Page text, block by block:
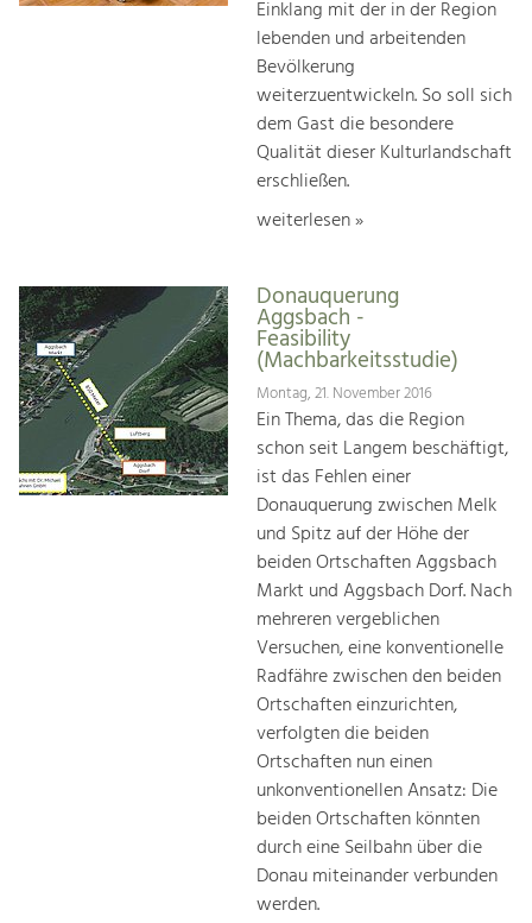
Einklang mit der in der Region
lebenden und arbeitenden
Bevölkerung
weiterzuentwickeln. So soll sich
dem Gast die besondere
Qualität dieser Kulturlandschaft
erschließen.
weiterlesen »
Donauquerung
Aggsbach -
Feasibility
(Machbarkeitsstudie)
Montag, 21. November 2016
Ein Thema, das die Region
schon seit Langem beschäftigt,
ist das Fehlen einer
Donauquerung zwischen Melk
und Spitz auf der Höhe der
beiden Ortschaften Aggsbach
Markt und Aggsbach Dorf. Nach
mehreren vergeblichen
Versuchen, eine konventionelle
Radfähre zwischen den beiden
Ortschaften einzurichten,
verfolgten die beiden
Ortschaften nun einen
unkonventionellen Ansatz: Die
beiden Ortschaften könnten
durch eine Seilbahn über die
Donau miteinander verbunden
werden.